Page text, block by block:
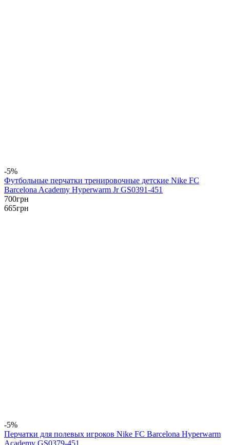
-5%
Футбольные перчатки тренировочные детские Nike FC
Barcelona Academy Hyperwarm Jr GS0391-451
700грн
665грн
-5%
Перчатки для полевых игроков Nike FC Barcelona Hyperwarm
Academy GS0379-451